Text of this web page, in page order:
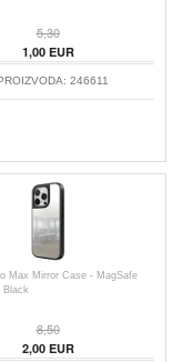
5,30
1,00EUR
246611
Max Mirror Case - MagSafe
Black
8,50
2,00EUR